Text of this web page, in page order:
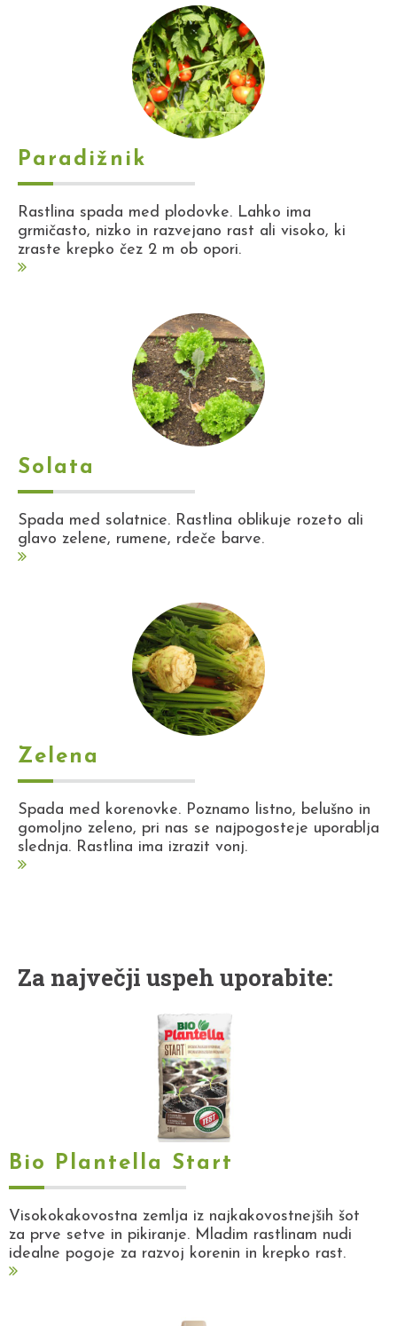
Paradižnik
Rastlina spada med plodovke. Lahko ima
grmičasto, nizko in razvejano rast ali visoko, ki
zraste krepko čez 2 m ob opori.
Solata
Spada med solatnice. Rastlina oblikuje rozeto ali
glavo zelene, rumene, rdeče barve.
Zelena
Spada med korenovke. Poznamo listno, belušno in
gomoljno zeleno, pri nas se najpogosteje uporablja
slednja. Rastlina ima izrazit vonj.
Za največji uspeh uporabite:
Bio Plantella Start
Visokokakovostna zemlja iz najkakovostnejših šot
za prve setve in pikiranje. Mladim rastlinam nudi
idealne pogoje za razvoj korenin in krepko rast.